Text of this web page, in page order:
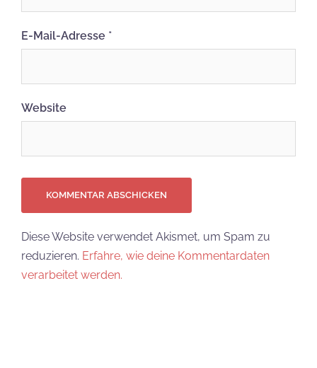
E-Mail-Adresse *
Website
Diese Website verwendet Akismet, um Spam zu
reduzieren. Erfahre, wie deine Kommentardaten
verarbeitet werden.